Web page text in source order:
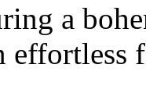
a
effortless